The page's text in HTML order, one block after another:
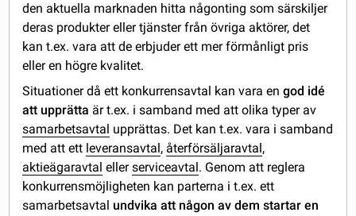
den aktuella marknaden hitta någonting som särskiljer
deras produkter eller tjänster från övriga aktörer, det
kan t.ex. vara att de erbjuder ett mer förmånligt pris
eller en högre kvalitet.
Situationer då ett konkurrensavtal kan vara engod idé
att upprätta är t.ex. i samband med att olika typer av
samarbetsavtal upprättas. Det kan t.ex. vara i samband
med att ett leveransavtal , återförsäljaravtal ,
aktieägaravtal ellerserviceavtal . Genom att reglera
konkurrensmöjligheten kan parterna i t.ex. ett
samarbetsavtal undvika att någon av dem startar en